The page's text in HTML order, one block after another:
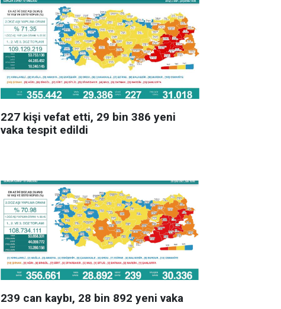
227 kişi vefat etti, 29 bin 386 yeni
vaka tespit edildi
239 can kaybı, 28 bin 892 yeni vaka